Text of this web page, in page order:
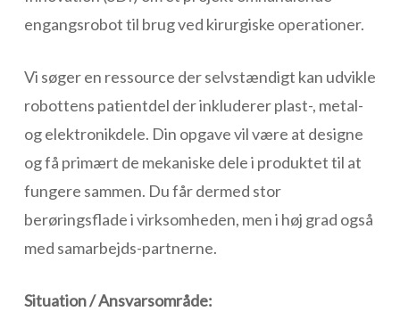
engangsrobot til brug ved kirurgiske operationer.
Vi søger en ressource der selvstændigt kan udvikle
robottens patientdel der inkluderer plast-, metal-
og elektronikdele. Din opgave vil være at designe
og få primært de mekaniske dele i produktet til at
fungere sammen. Du får dermed stor
berøringsflade i virksomheden, men i høj grad også
med samarbejds-partnerne.
Situation / Ansvarsområde: